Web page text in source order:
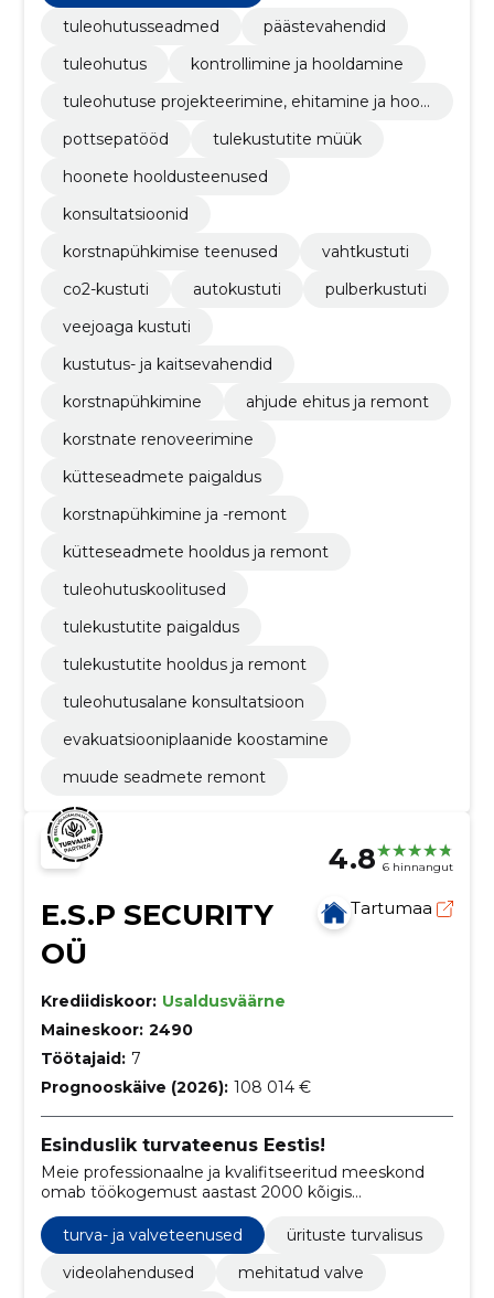
tuleohutusseadmed
päästevahendid
tuleohutus
kontrollimine ja hooldamine
tuleohutuse projekteerimine, ehitamine ja hool
pottsepatööd
tulekustutite müük
hoonete hooldusteenused
konsultatsioonid
korstnapühkimise teenused
vahtkustuti
co2-kustuti
autokustuti
pulberkustuti
veejoaga kustuti
kustutus- ja kaitsevahendid
korstnapühkimine
ahjude ehitus ja remont
korstnate renoveerimine
kütteseadmete paigaldus
korstnapühkimine ja -remont
kütteseadmete hooldus ja remont
tuleohutuskoolitused
tulekustutite paigaldus
tulekustutite hooldus ja remont
tuleohutusalane konsultatsioon
evakuatsiooniplaanide koostamine
muude seadmete remont
4.8 6 hinnangut
E.S.P SECURITY
OÜ
Tartumaa
Krediidiskoor: Usaldusväärne
Maineskoor: 2490
Töötajaid: 7
Prognooskäive (2026): 108 014 €
Esinduslik turvateenus Eestis!
Meie professionaalne ja kvalifitseeritud meeskond
omab töökogemust aastast 2000 kõigis
turva- ja valveteenused
ürituste turvalisus
videolahendused
mehitatud valve